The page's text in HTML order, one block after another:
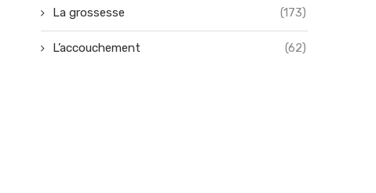
La grossesse (173)
L’accouchement (62)